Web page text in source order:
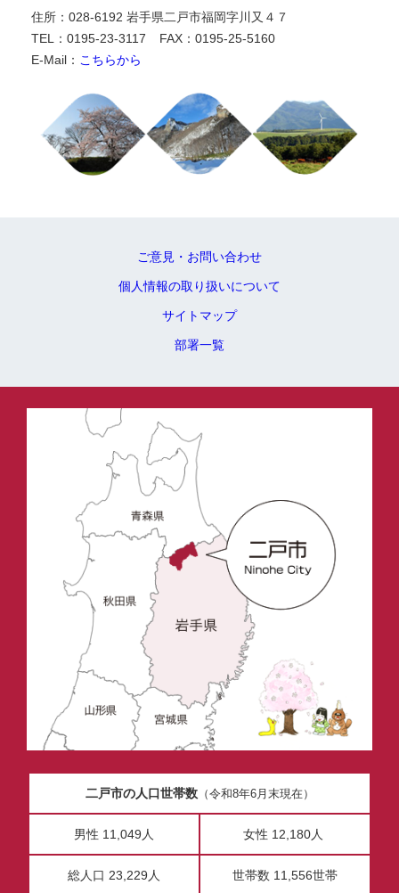
住所：028-6192 岩手県二戸市福岡字川又４７
TEL：0195-23-3117
FAX：0195-25-5160
E-Mail： こちらから
ご意見・お問い合わせ
個人情報の取り扱いについて
サイトマップ
部署一覧
二戸市の人口世帯数（令和8年6月末現在）
男性 11,049人 女性 12,180人
総人口 23,229人 世帯数 11,556世帯